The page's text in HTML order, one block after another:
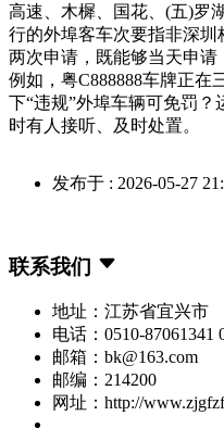
高速、木樨、国花、(五)罗
行的外埠客车次要指非深
两次申请，既能够当天申请
例如，粤C888888车牌正在
下“违规”外埠车辆可免罚
时有人接听、及时处置。
发布于 : 2026-05-27
联系我们
地址：江苏省宜兴市
电话：0510-87061341
邮箱：bk@163.com
邮编：214200
网址：http://